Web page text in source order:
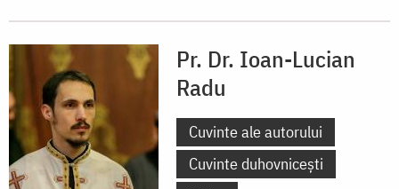
Pr. Dr. Ioan-Lucian
Radu
Cuvinte ale autorului
Cuvinte duhovnicești